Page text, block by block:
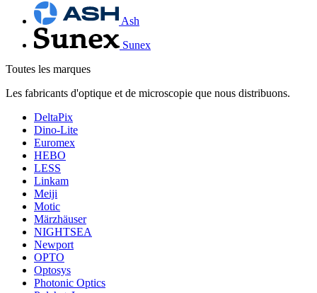
Ash
Sunex
Toutes les marques
Les fabricants d'optique et de microscopie que nous distribuons.
DeltaPix
Dino-Lite
Euromex
HEBO
LESS
Linkam
Meiji
Motic
Märzhäuser
NIGHTSEA
Newport
OPTO
Optosys
Photonic Optics